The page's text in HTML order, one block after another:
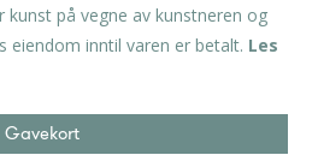
på vegne av kunstneren og
eiendom inntil varen er betalt. Les
Gavekort